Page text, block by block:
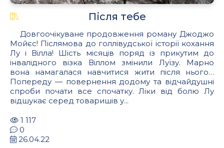
Після тебе
Довгоочікуване продовження роману Джоджо
Мойєс! Післямова до голлівудської історії кохання
Лу і Вілла! Шість місяців поряд із прикутим до
інвалідного візка Віллом змінили Луїзу. Марно
вона намагалася навчитися жити після нього…
Попереду — повернення додому та відчайдушні
спроби почати все спочатку. Ліки від болю Лу
відшукає серед товаришів у...
1 117
0
26.04.22